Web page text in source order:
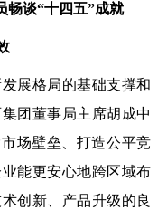
谈“十四五”成就
展格局的基础支撑和
团董事局主席胡成中
场壁垒、打造公平竞
能更安心地跨区域布
创新、产品升级的良